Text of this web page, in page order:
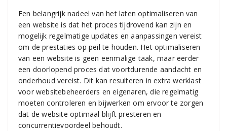
Een belangrijk nadeel van het laten optimaliseren van
een website is dat het proces tijdrovend kan zijn en
mogelijk regelmatige updates en aanpassingen vereist
om de prestaties op peil te houden. Het optimaliseren
van een website is geen eenmalige taak, maar eerder
een doorlopend proces dat voortdurende aandacht en
onderhoud vereist. Dit kan resulteren in extra werklast
voor websitebeheerders en eigenaren, die regelmatig
moeten controleren en bijwerken om ervoor te zorgen
dat de website optimaal blijft presteren en
concurrentievoordeel behoudt.